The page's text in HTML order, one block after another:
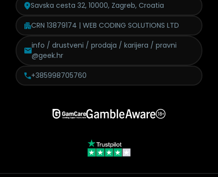
Savska cesta 32, 10000, Zagreb, Croatia
CRN 13879174 | WEB CODING SOLUTIONS LTD
info / drustveni / prodaja / karijera / pravni
@geek.hr
+385998705760